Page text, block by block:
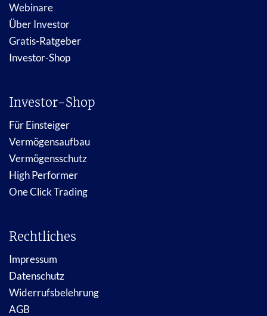
Webinare
Über Investor
Gratis-Ratgeber
Investor-Shop
Investor-Shop
Für Einsteiger
Vermögensaufbau
Vermögensschutz
High Performer
One Click Trading
Rechtliches
Impressum
Datenschutz
Widerrufsbelehrung
AGB